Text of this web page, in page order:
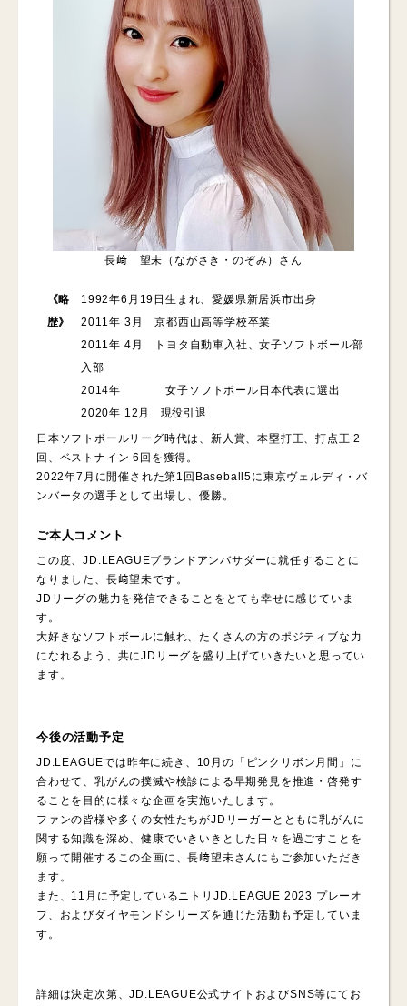
長﨑 望未（ながさき・のぞみ）さん
《略
歴》
1992年6月19日生まれ、愛媛県新居浜市出身
2011年 3月 京都西山高等学校卒業
2011年 4月 トヨタ自動車入社、女子ソフトボール部
入部
2014年 女子ソフトボール日本代表に選出
2020年 12月 現役引退
日本ソフトボールリーグ時代は、新人賞、本塁打王、打点王 2
回、ベストナイン 6回を獲得。
2022年7月に開催された第1回Baseball5に東京ヴェルディ・バ
ンバータの選手として出場し、優勝。
ご本人コメント
この度、JD.LEAGUEブランドアンバサダーに就任することに
なりました、長﨑望未です。
JDリーグの魅力を発信できることをとても幸せに感じていま
す。
大好きなソフトボールに触れ、たくさんの方のポジティブな力
になれるよう、共にJDリーグを盛り上げていきたいと思ってい
ます。
今後の活動予定
JD.LEAGUEでは昨年に続き、10月の「ピンクリボン月間」に
合わせて、乳がんの撲滅や検診による早期発見を推進・啓発す
ることを目的に様々な企画を実施いたします。
ファンの皆様や多くの女性たちがJDリーガーとともに乳がんに
関する知識を深め、健康でいきいきとした日々を過ごすことを
願って開催するこの企画に、長﨑望未さんにもご参加いただき
ます。
また、11月に予定しているニトリJD.LEAGUE 2023 プレーオ
フ、およびダイヤモンドシリーズを通じた活動も予定していま
す。
詳細は決定次第、JD.LEAGUE公式サイトおよびSNS等にてお